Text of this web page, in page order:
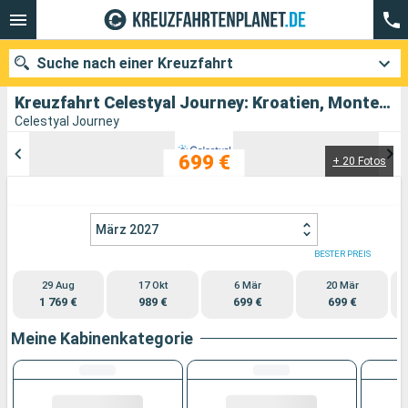
Kreuzfahrt Celestyal Journey: Kroatien, Montenegro, Italien, Griechenland abfahrend von Piräus - Athen
Celestyal Journey
+ 20 Fotos
699 €
März 2027
29 Aug
1 769 €
17 Okt
989 €
6 Mär
699 €
BESTER PREIS
20 Mär
699 €
Meine Kabinenkategorie
Suche nach einer Kreuzfahrt
Reedereien
Suchen